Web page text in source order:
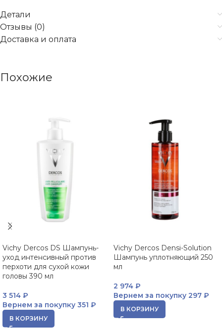
Детали
Отзывы (0)
Доставка и оплата
Похожие
Vichy Dercos DS Шампунь-
уход интенсивный против
перхоти для сухой кожи
головы 390 мл
3 514 ₽
Вернем за покупку 351 ₽
В КОРЗИНУ
Vichy Dercos Densi-Solution
Шампунь уплотняющий 250
мл
2 974 ₽
Вернем за покупку 297 ₽
В КОРЗИНУ